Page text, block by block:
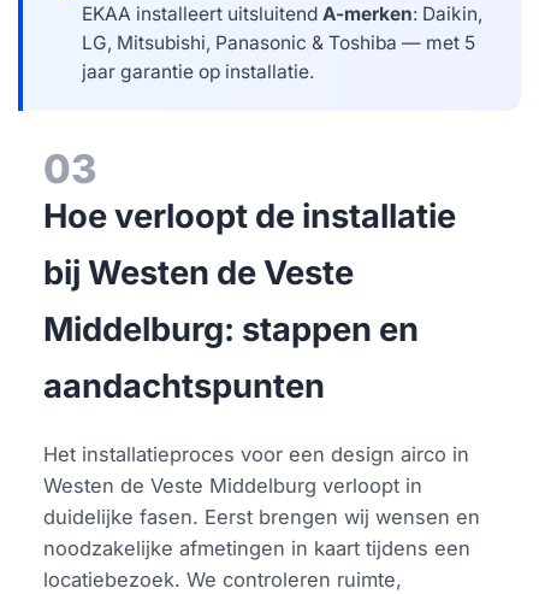
EKAA installeert uitsluitendA-merken: Daikin,
LG, Mitsubishi, Panasonic & Toshiba — met 5
jaar garantie op installatie.
03
Hoe verloopt de installatie
bij Westen de Veste
Middelburg: stappen en
aandachtspunten
Het installatieproces voor een design airco in
Westen de Veste Middelburg verloopt in
duidelijke fasen. Eerst brengen wij wensen en
noodzakelijke afmetingen in kaart tijdens een
locatiebezoek. We controleren ruimte,